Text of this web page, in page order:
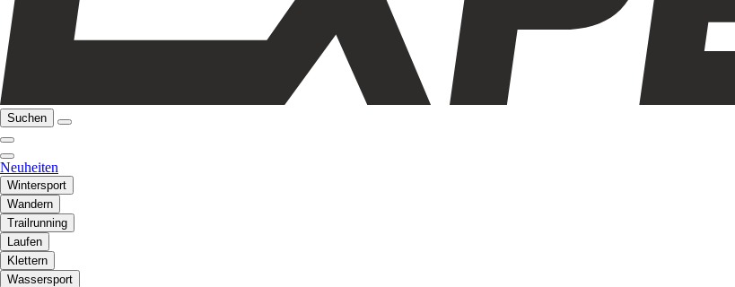
Suchen
Neuheiten
Wintersport
Wandern
Trailrunning
Laufen
Klettern
Wassersport